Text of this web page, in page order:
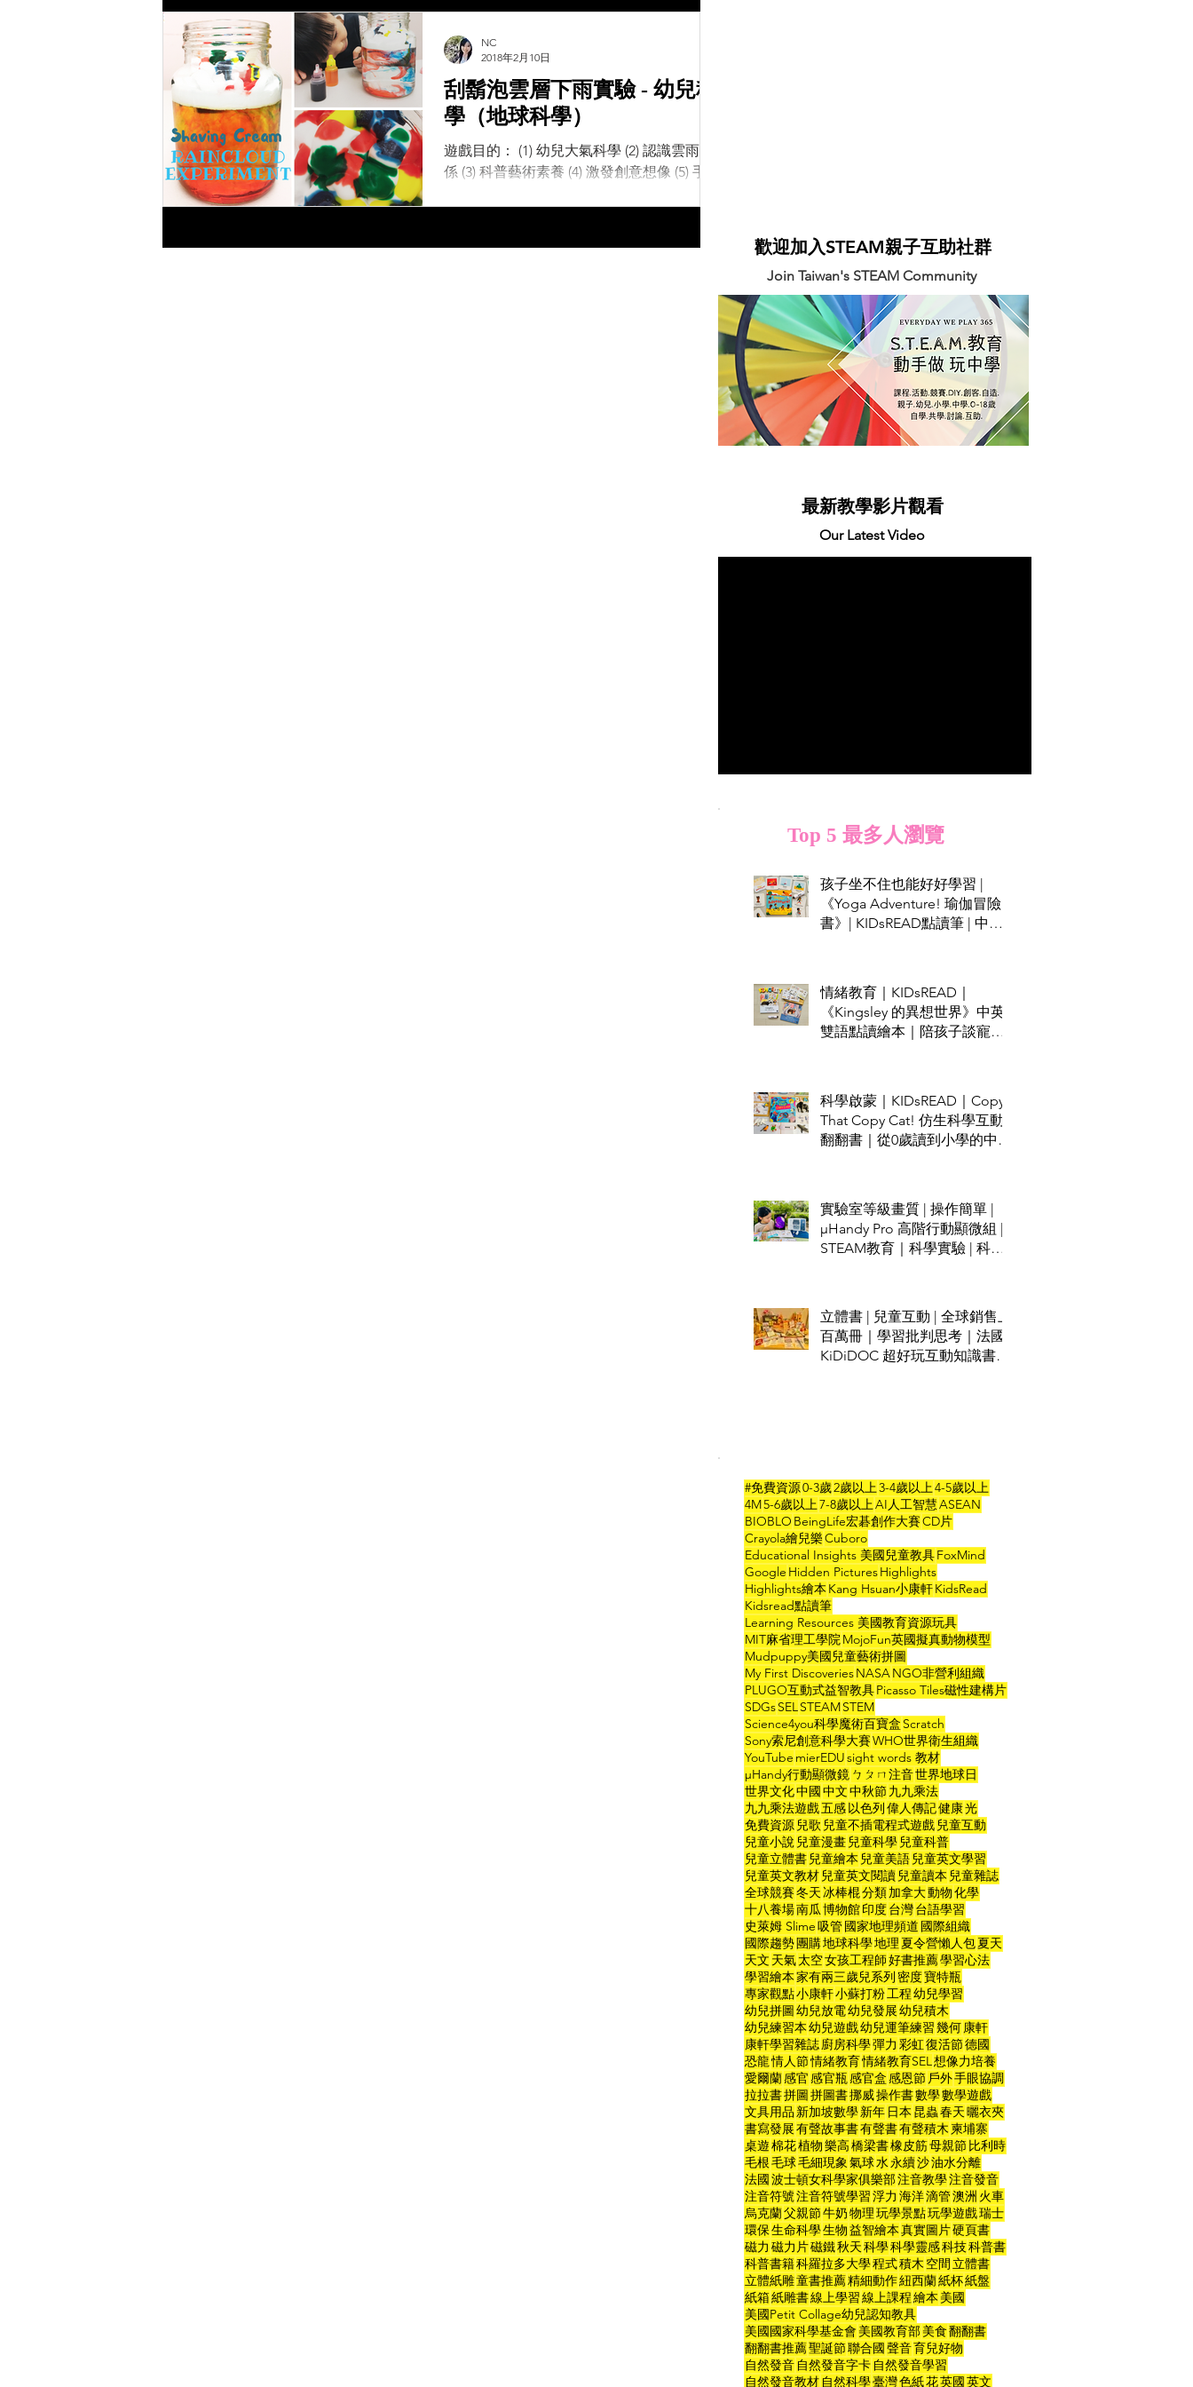
不一樣的感官體驗。成立於1972年英國最大
（Woodland Trust），為了鼓勵數位時代的
了一個《自然偵探》網站（Nature...
刮鬍泡雲層下雨實驗 - 幼兒科
學（地球科學）
遊戲目的： (1) 幼兒大氣科學 (2) 認識雲雨關
係 (3) 科普藝術素養 (4) 激發創意想像 (5) 手眼
NC
2018年2月10日
​歡迎加入STEAM親子互助社群
Join Taiwan's STEAM Community
最新教學影片觀看
Our Latest Video
Top 5 最多人瀏覽
孩子坐不住也能好好學習 |
《Yoga Adventure! 瑜伽冒險
書》| KIDsREAD點讀筆 | 中英
情緒教育｜KIDsREAD｜
《Kingsley 的異想世界》中英
雙語點讀繪本｜陪孩子談寵物
科學啟蒙｜KIDsREAD｜Copy
That Copy Cat! 仿生科學互動
翻翻書｜從0歲讀到小學的中英
實驗室等級畫質 | 操作簡單 |
µHandy Pro 高階行動顯微組 |
STEAM教育｜科學實驗 | 科學
立體書 | 兒童互動 | 全球銷售上
百萬冊｜學習批判思考｜法國
KiDiDOC 超好玩互動知識書第
#免費資源0-3歲2歲以上3-4歲以上4-5歲以上
4M5-6歲以上7-8歲以上AI人工智慧ASEAN
BIOBLO BeingLife宏碁創作大賽CD片
Crayola繪兒樂Cuboro
Educational Insights 美國兒童教具FoxMind
Google Hidden PicturesHighlights
Highlights繪本 Kang Hsuan小康軒KidsRead
Kidsread點讀筆
Learning Resources 美國教育資源玩具
MIT麻省理工學院MojoFun英國擬真動物模型
Mudpuppy美國兒童藝術拼圖
My First DiscoveriesNASANGO非營利組織
PLUGO互動式益智教具Picasso Tiles磁性建構片
SDGsSELSTEAMSTEM
Science4you科學魔術百寶盒 Scratch
Sony索尼創意科學大賽WHO世界衛生組織
YouTube mierEDUsight words 教材
µHandy行動顯微鏡 ㄅㄆㄇ注音世界地球日
世界文化中國中文中秋節九九乘法
九九乘法遊戲五感以色列偉人傳記健康光
免費資源 兒歌 兒童不插電程式遊戲 兒童互動
兒童小說 兒童漫畫 兒童科學 兒童科普
兒童立體書 兒童繪本 兒童美語 兒童英文學習
兒童英文教材 兒童英文閱讀 兒童讀本 兒童雜誌
全球競賽冬天冰棒棍分類加拿大動物化學
十八養場南瓜博物館印度台灣台語學習
史萊姆 Slime吸管 國家地理頻道 國際組織
國際趨勢團購地球科學地理 夏令營懶人包夏天
天文 天氣太空女孩工程師好書推薦學習心法
學習繪本家有兩三歲兒系列 密度寶特瓶
專家觀點小康軒小蘇打粉工程幼兒學習
幼兒拼圖幼兒放電幼兒發展幼兒積木
幼兒練習本幼兒遊戲幼兒運筆練習幾何康軒
康軒學習雜誌廚房科學彈力 彩虹復活節德國
恐龍情人節情緒教育情緒教育SEL想像力培養
愛爾蘭感官感官瓶感官盒感恩節 戶外手眼協調
拉拉書拼圖拼圖書挪威操作書數學數學遊戲
文具用品 新加坡數學新年 日本 昆蟲春天曬衣夾
書寫發展有聲故事書有聲書有聲積木 柬埔寨
桌遊棉花植物樂高橋梁書橡皮筋母親節比利時
毛根毛球毛細現象氣球水永續沙油水分離
法國波士頓女科學家俱樂部注音教學注音發音
注音符號注音符號學習浮力 海洋滴管澳洲 火車
烏克蘭父親節牛奶物理玩學景點玩學遊戲瑞士
環保生命科學生物益智繪本真實圖片硬頁書
磁力 磁力片磁鐵秋天科學科學靈感科技科普書
科普書籍科羅拉多大學程式積木 空間 立體書
立體紙雕童書推薦精細動作紐西蘭紙杯紙盤
紙箱紙雕書線上學習線上課程繪本 美國
美國Petit Collage幼兒認知教具
美國國家科學基金會 美國教育部美食翻翻書
翻翻書推薦聖誕節聯合國聲音育兒好物
自然發音 自然發音字卡 自然發音學習
自然發音教材 自然科學臺灣色紙花英國英文